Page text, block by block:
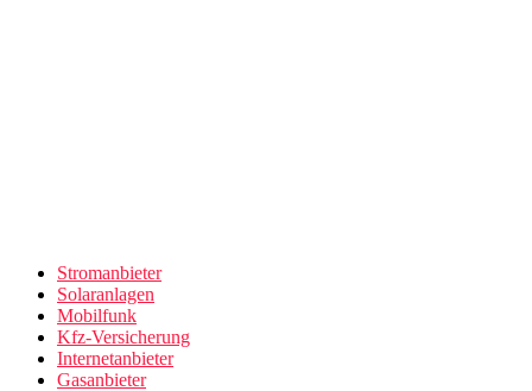
Stromanbieter
Solaranlagen
Mobilfunk
Kfz-Versicherung
Internetanbieter
Gasanbieter